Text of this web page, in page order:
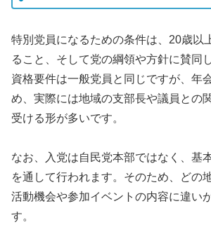
特別党員になるための条件は、20歳以
ること、そして党の綱領や方針に賛同
資格要件は一般党員と同じですが、年
め、実際には地域の支部長や議員との
受ける形が多いです。
なお、入党は自民党本部ではなく、基
を通して行われます。そのため、どの
活動機会や参加イベントの内容に違い
す。